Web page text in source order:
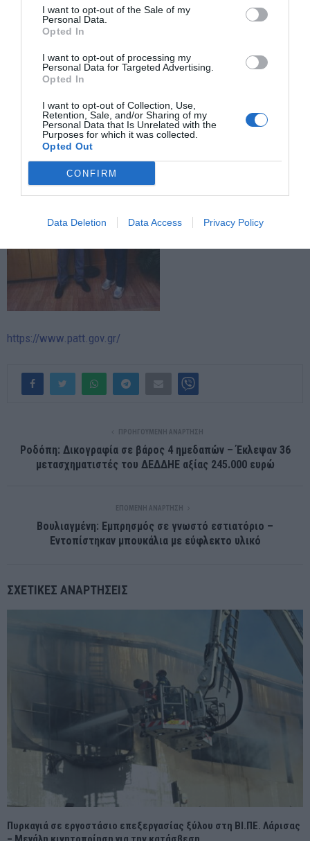
I want to opt-out of the Sale of my
Personal Data.
Opted In
I want to opt-out of processing my
Personal Data for Targeted Advertising.
Opted In
I want to opt-out of Collection, Use,
Retention, Sale, and/or Sharing of my
Personal Data that Is Unrelated with the
Purposes for which it was collected.
Opted Out
CONFIRM
Data Deletion Data Access Privacy Policy
Έτσι και εδώ, στο Δήμο Μαρκοπούλου, είχαμε
μία πολύ αγαστή
γνώμονατην ασφάλεια καιτη βελτίωση του βιοτικού επιπέδου
των κατοίκων της περιοχής».
https://www.patt.gov.gr/
ΠΡΟΗΓΟΎΜΕΝΗ ΑΝΆΡΤΗΣΗ
Ροδόπη: Δικογραφία σε βάρος 4 ημεδαπών – Έκλεψαν 36
μετασχηματιστές του ΔΕΔΔΗΕ αξίας 245.000 ευρώ
ΕΠΌΜΕΝΗ ΑΝΆΡΤΗΣΗ
Βουλιαγμένη: Εμπρησμός σε γνωστό εστιατόριο –
Εντοπίστηκαν μπουκάλια με εύφλεκτο υλικό
ΣΧΕΤΙΚΈΣ ΑΝΑΡΤΉΣΕΙΣ
Πυρκαγιά σε εργοστάσιο επεξεργασίας ξύλου στη ΒΙ.ΠΕ. Λάρισας